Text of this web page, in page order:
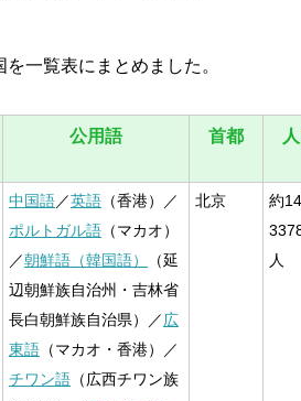
一覧表にまとめました。
公用語 首都
中国語／英語 （香港）／
ポルトガル語 （マカオ）
／朝鮮語（韓国語）
（延
辺朝鮮族自治州・吉林省
長白朝鮮族自治県）／広
東語 （マカオ・香港）／
チワン語 （広西チワン族
北京
約
人